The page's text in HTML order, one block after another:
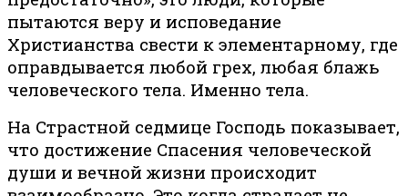
пытаются веру и исповедание
Христианства свести к элементарному, где
оправдывается любой грех, любая блажь
человеческого тела. Именно тела.
На Страстной седмице Господь показывает,
что достижение Спасения человеческой
души и вечной жизни происходит